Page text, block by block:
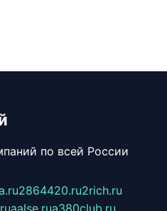
по всей России
2864420.ru2rich.ru